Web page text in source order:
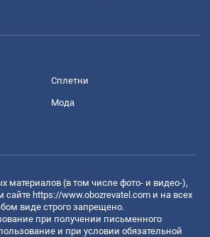
Сплетни
Мода
материалов (в том числе фото- и видео-),
сайте https://www.obozrevatel.com и на всех
виде строго запрещено.
при получении письменного
и при условии обязательной